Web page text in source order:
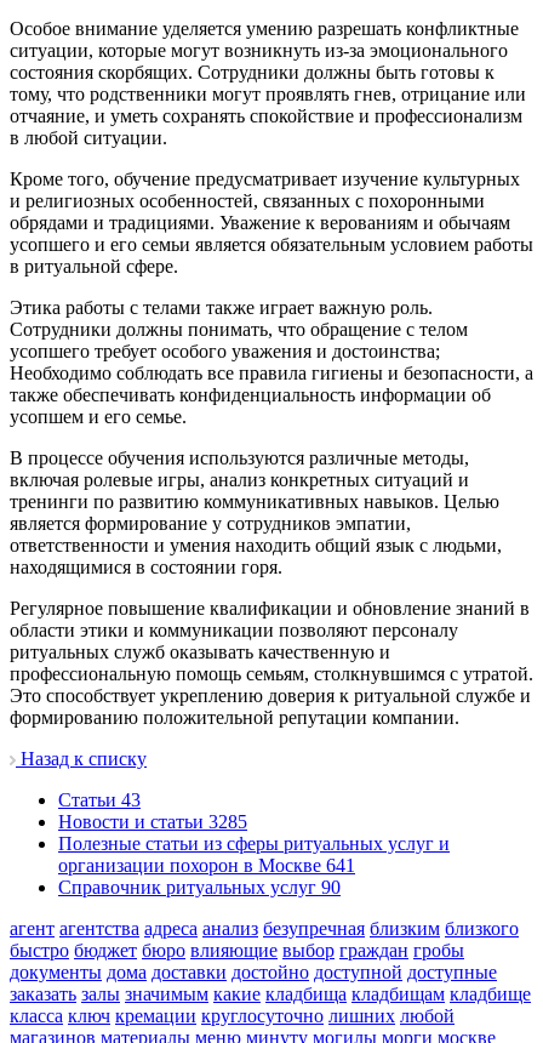
Особое внимание уделяется умению разрешать конфликтные
ситуации, которые могут возникнуть из-за эмоционального
состояния скорбящих. Сотрудники должны быть готовы к
тому, что родственники могут проявлять гнев, отрицание или
отчаяние, и уметь сохранять спокойствие и профессионализм
в любой ситуации.
Кроме того, обучение предусматривает изучение культурных
и религиозных особенностей, связанных с похоронными
обрядами и традициями. Уважение к верованиям и обычаям
усопшего и его семьи является обязательным условием работы
в ритуальной сфере.
Этика работы с телами также играет важную роль.
Сотрудники должны понимать, что обращение с телом
усопшего требует особого уважения и достоинства;
Необходимо соблюдать все правила гигиены и безопасности, а
также обеспечивать конфиденциальность информации об
усопшем и его семье.
В процессе обучения используются различные методы,
включая ролевые игры, анализ конкретных ситуаций и
тренинги по развитию коммуникативных навыков. Целью
является формирование у сотрудников эмпатии,
ответственности и умения находить общий язык с людьми,
находящимися в состоянии горя.
Регулярное повышение квалификации и обновление знаний в
области этики и коммуникации позволяют персоналу
ритуальных служб оказывать качественную и
профессиональную помощь семьям, столкнувшимся с утратой.
Это способствует укреплению доверия к ритуальной службе и
формированию положительной репутации компании.
Назад к списку
Cтатьи 43
Новости и статьи 3285
Полезные статьи из сферы ритуальных услуг и
организации похорон в Москве 641
Справочник ритуальных услуг 90
агент агентства адреса анализ безупречная близким близкого
быстро бюджет бюро влияющие выбор граждан гробы
документы дома доставки достойно доступной доступные
заказать залы значимым какие кладбища кладбищам кладбище
класса ключ кремации круглосуточно лишних любой
магазинов материалы меню минуту могилы морги москве